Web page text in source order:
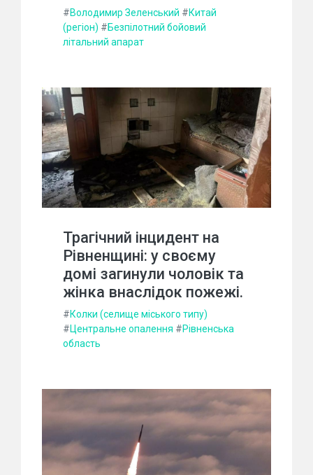
#Володимир Зеленський #Китай
(регіон) #Безпілотний бойовий
літальний апарат
Трагічний інцидент на
Рівненщині: у своєму
домі загинули чоловік та
жінка внаслідок пожежі.
#Колки (селище міського типу)
#Центральне опалення #Рівненська
область